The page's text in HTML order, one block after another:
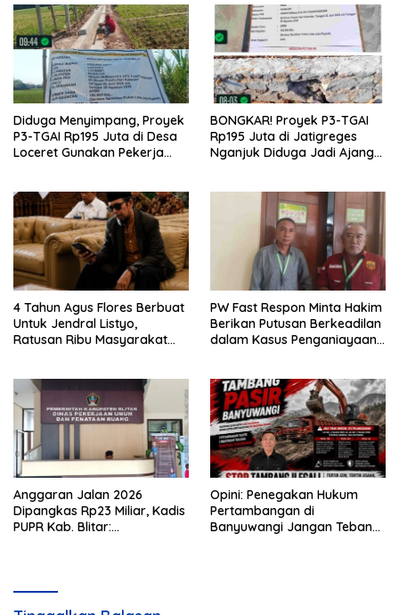
Diduga Menyimpang, Proyek
P3-TGAI Rp195 Juta di Desa
Loceret Gunakan Pekerja
BONGKAR! Proyek P3-TGAI
Rp195 Juta di Jatigreges
Nganjuk Diduga Jadi Ajang
4 Tahun Agus Flores Berbuat
Untuk Jendral Listyo,
Ratusan Ribu Masyarakat
PW Fast Respon Minta Hakim
Berikan Putusan Berkeadilan
dalam Kasus Penganiayaan
Anggaran Jalan 2026
Dipangkas Rp23 Miliar, Kadis
PUPR Kab. Blitar:
Opini: Penegakan Hukum
Pertambangan di
Banyuwangi Jangan Tebang